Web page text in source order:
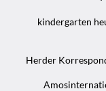
kindergarten
Herder